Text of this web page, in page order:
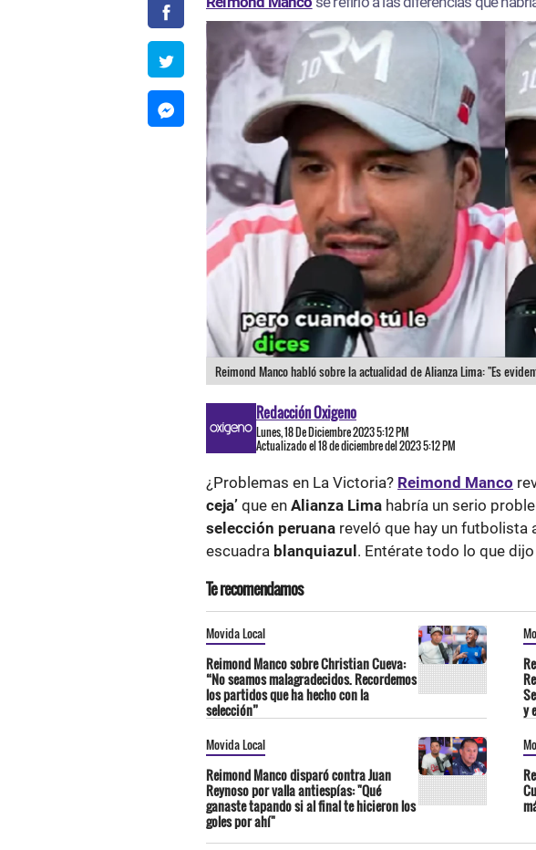
Reimond Manco habló sobre la actualidad de Alianza Lima: "Es
Redacción Oxigeno
Lunes, 18 De Diciembre 2023 5:12 PM
Actualizado el 18 de diciembre del 2023 5:12 PM
¿Problemas en La Victoria? Reimond Manco
ceja’ que en Alianza Lima habría un serio
selección peruana reveló que hay un futbolista
escuadra blanquiazul . Entérate todo lo que dijo
Te recomendamos
Movida Local
Reimond Manco sobre Christian Cueva:
“No seamos malagradecidos. Recordemos
los partidos que ha hecho con la
selección”
y
Movida Local
Reimond Manco disparó contra Juan
Reynoso por valla antiespías: "Qué
ganaste tapando si al final te hicieron los
goles por ahí"